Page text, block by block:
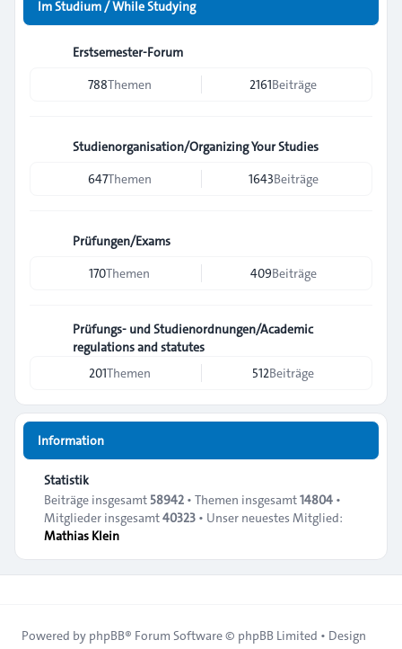
Im Studium / While Studying
Erstsemester-Forum
788Themen 2161Beiträge
Studienorganisation/Organizing Your Studies
647Themen 1643Beiträge
Prüfungen/Exams
170Themen 409Beiträge
Prüfungs- und Studienordnungen/Academic
regulations and statutes
201Themen 512Beiträge
Information
Statistik
Beiträge insgesamt 58942• Themen insgesamt14804•
Mitglieder insgesamt40323• Unser neuestes Mitglied:
Mathias Klein
Powered by phpBB® Forum Software © phpBB Limited • Design